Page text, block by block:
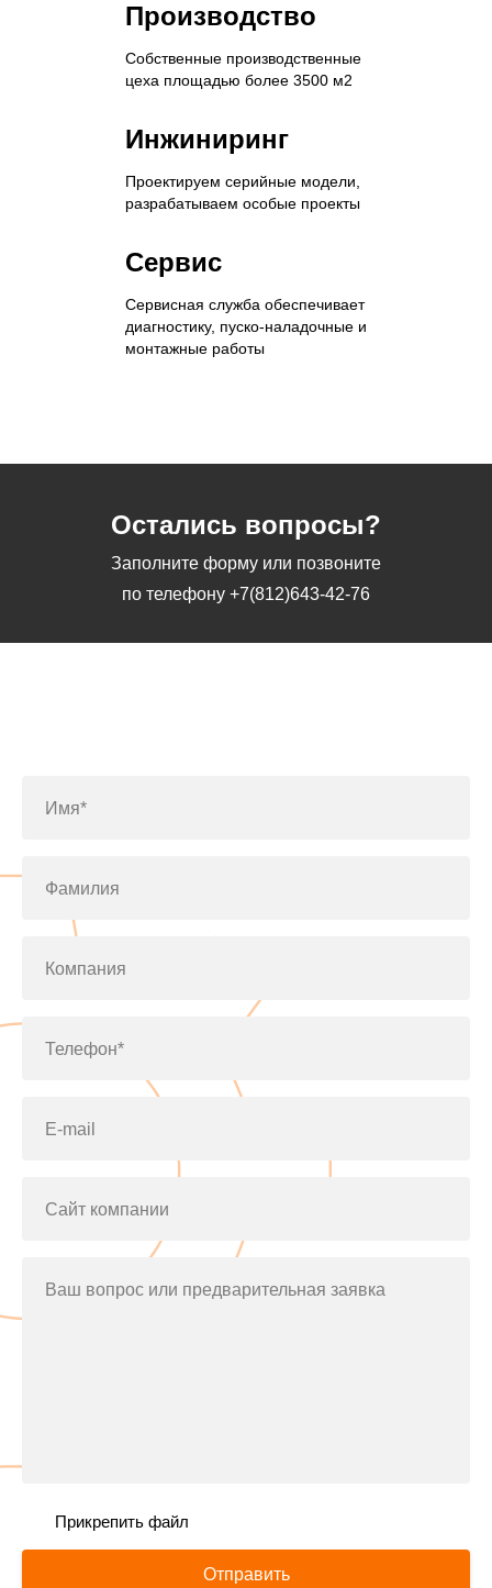
Производство
Собственные производственные
цеха площадью более 3500 м2
Инжиниринг
Проектируем серийные модели,
разрабатываем особые проекты
Сервис
Сервисная служба обеспечивает
диагностику, пуско-наладочные и
монтажные работы
Остались вопросы?
Заполните форму или позвоните
по телефону +7(812)643-42-76
Имя*
Фамилия
Компания
Телефон*
E-mail
Сайт компании
Ваш вопрос или предварительная заявка
Прикрепить файл
Отправить